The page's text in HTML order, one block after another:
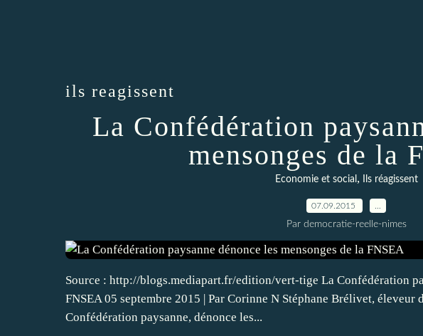
ils reagissent
La Confédération
mensonges de la
Economie et social , Ils réagissent
07.09.2015
Par democratie-reelle-nimes
Source : http://blogs.mediapart.fr/edition/vert-tige La Confédération
FNSEA 05 septembre 2015 | Par Corinne N Stéphane Brélivet, éleveur
Confédération paysanne, dénonce les...